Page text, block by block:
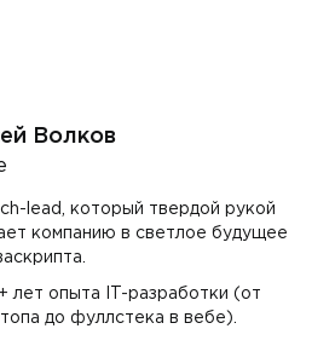
Волков
lead, который твердой рукой
компанию в светлое будущее
лет опыта IT-разработки (от
до фуллстека в вебе).